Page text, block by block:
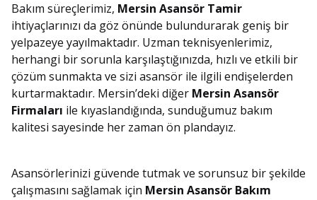
Bakım süreçlerimiz, Mersin Asansör Tamir
ihtiyaçlarınızı da göz önünde bulundurarak geniş bir
yelpazeye yayılmaktadır. Uzman teknisyenlerimiz,
herhangi bir sorunla karşılaştığınızda, hızlı ve etkili bir
çözüm sunmakta ve sizi asansör ile ilgili endişelerden
kurtarmaktadır. Mersin’deki diğer Mersin Asansör
Firmaları ile kıyaslandığında, sunduğumuz bakım
kalitesi sayesinde her zaman ön plandayız.
Asansörlerinizi güvende tutmak ve sorunsuz bir şekilde
çalışmasını sağlamak için Mersin Asansör Bakım